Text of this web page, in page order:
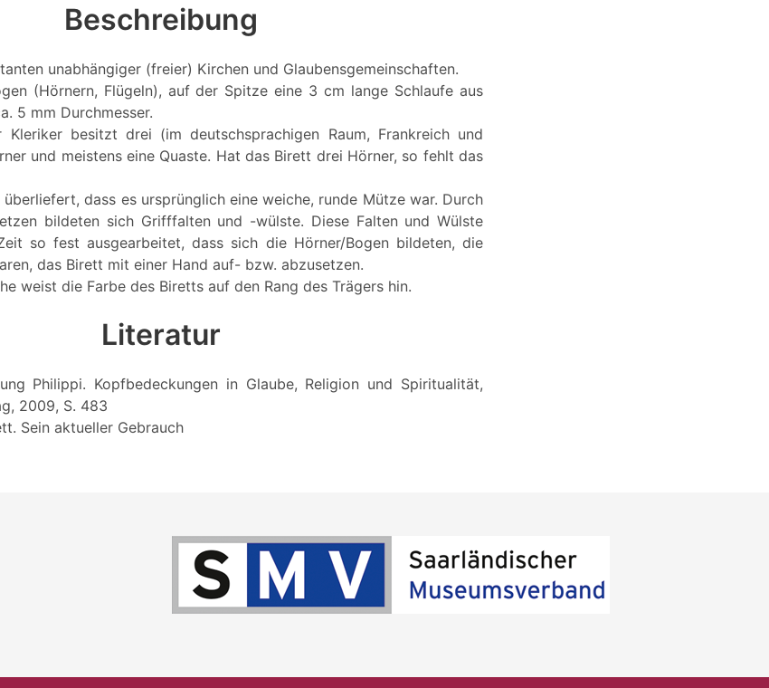
Beschreibung
unabhängiger (freier) Kirchen und Glaubensgemeinschaften.
(Hörnern, Flügeln), auf der Spitze eine 3 cm lange Schlaufe aus
5 mm Durchmesser.
Kleriker besitzt drei (im deutschsprachigen Raum, Frankreich und
und meistens eine Quaste. Hat das Birett drei Hörner, so fehlt das
dass es ursprünglich eine weiche, runde Mütze war. Durch
bildeten sich Grifffalten und -wülste. Diese Falten und Wülste
so fest ausgearbeitet, dass sich die Hörner/Bogen bildeten, die
das Birett mit einer Hand auf- bzw. abzusetzen.
weist die Farbe des Biretts auf den Rang des Trägers hin.
Literatur
Philippi. Kopfbedeckungen in Glaube, Religion und Spiritualität,
2009, S. 483
Sein aktueller Gebrauch